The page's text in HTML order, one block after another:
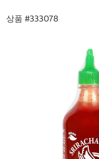
상품 #333078